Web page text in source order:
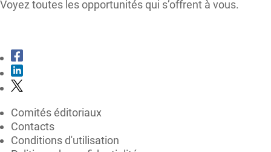
Voyez toutes les opportunités qui s’offrent à vous.
Comités éditoriaux
Contacts
Conditions d'utilisation